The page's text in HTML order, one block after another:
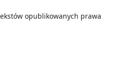
opublikowanych prawa